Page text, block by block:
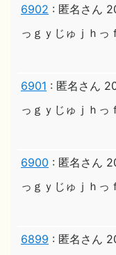
6902 : 匿名さん
っｇｙじゅｊｈっ
6901 : 匿名さん
っｇｙじゅｊｈっ
6900 : 匿名さん
っｇｙじゅｊｈっ
6899 : 匿名さん